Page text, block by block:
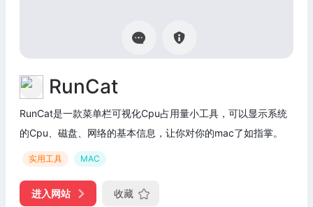
RunCat
RunCat是一款菜单栏可视化Cpu占用量小工具，可以显示系统
的Cpu、磁盘、网络的基本信息，让你对你的mac了如指掌。
实用工具 MAC
进入网站 收藏